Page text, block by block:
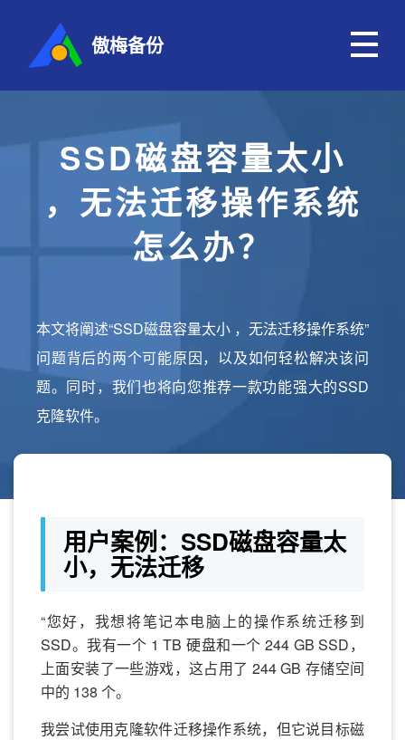
傲梅备份
SSD磁盘容量太小
，无法迁移操作系统
怎么办？
本文将阐述“SSD磁盘容量太小 ，无法迁移操作系统”
问题背后的两个可能原因，以及如何轻松解决该问
题。同时，我们也将向您推荐一款功能强大的SSD
克隆软件。
用户案例：SSD磁盘容量太
小，无法迁移
“您好，我想将笔记本电脑上的操作系统迁移到
SSD。我有一个 1 TB 硬盘和一个 244 GB SSD，
上面安装了一些游戏，这占用了 244 GB 存储空间
中的 138 个。
我尝试使用克隆软件迁移操作系统，但它说目标磁